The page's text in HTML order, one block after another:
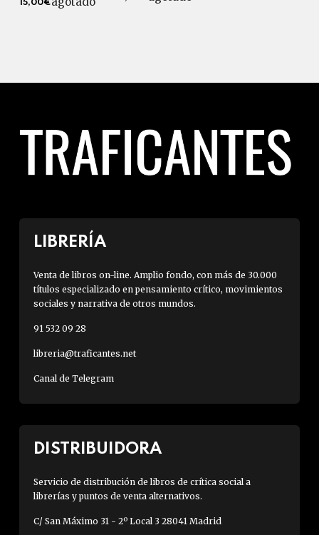
15,00€
LIBRERÍA
Venta de libros on-line. Amplio fondo, con más de 30.000
títulos especializado en pensamiento crítico, movimientos
sociales y narrativa de otros mundos.
91 532 09 28
libreria@traficantes.net
Canal de Telegram
DISTRIBUIDORA
Servicio de distribución de libros de crítica social a
librerías y puntos de venta alternativos.
C/ San Máximo 31 - 2º Local 3 28041 Madrid